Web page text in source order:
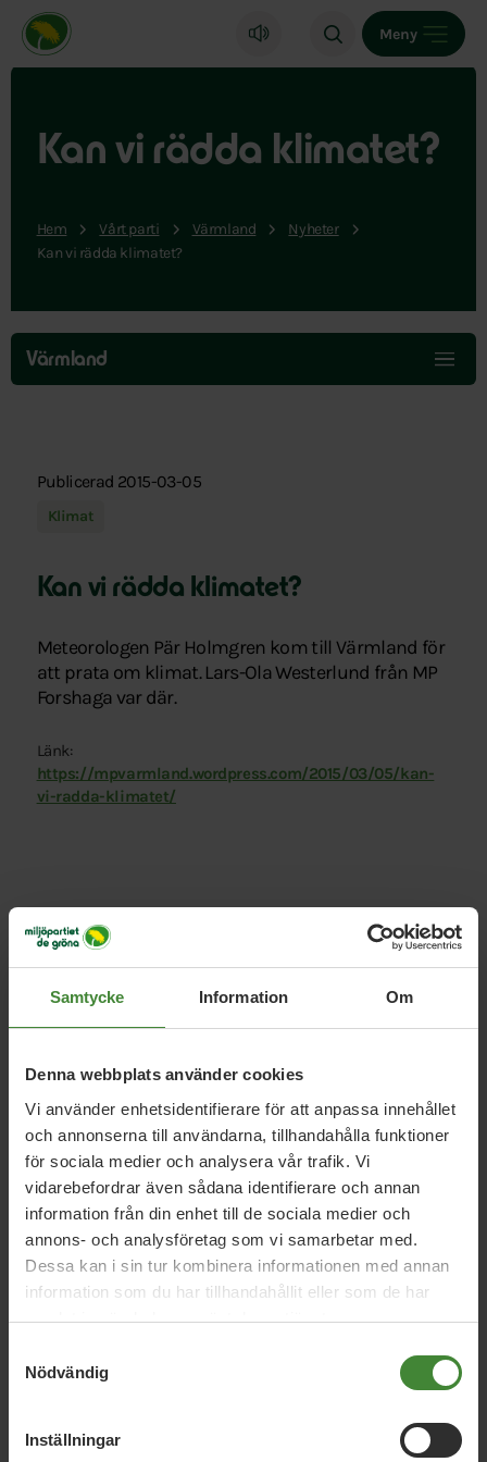
Samtycke Information Om
Denna webbplats använder cookies
Vi använder enhetsidentifierare för att anpassa innehållet
och annonserna till användarna, tillhandahålla funktioner
för sociala medier och analysera vår trafik. Vi
vidarebefordrar även sådana identifierare och annan
information från din enhet till de sociala medier och
annons- och analysföretag som vi samarbetar med.
Dessa kan i sin tur kombinera informationen med annan
information som du har tillhandahållit eller som de har
samlat in när du har använt deras tjänster.
Nödvändig
Inställningar
Miljöpartiet de gröna, startsida
Meny
Kan vi rädda klimatet?
Hem Vårt parti Värmland
Nyheter
Kan vi rädda klimatet?
Hoppa
över
menyn
Värmland
Publicerad 2015-03-05
Klimat
Kan vi rädda klimatet?
Meteorologen Pär Holmgren kom till Värmland för
att prata om klimat. Lars-Ola Westerlund från MP
Forshaga var där.
Länk:
https://mpvarmland.wordpress.com/2015/03/05/kan-
vi-radda-klimatet/
Relaterade nyheter
Värmland, 7 augusti 2018
Klimatsäkra Sverige nu!
Värmland, 9 juni 2018
Sveriges miljövänligaste landsting ska bli
ännu bättre!
Landstinget slutar placera pengar i
människors hälsa